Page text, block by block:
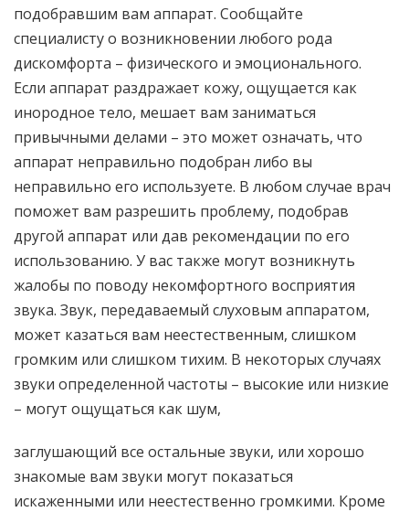
подобравшим вам аппарат. Сообщайте
специалисту о возникновении любого рода
дискомфорта – физического и эмоционального.
Если аппарат раздражает кожу, ощущается как
инородное тело, мешает вам заниматься
привычными делами – это может означать, что
аппарат неправильно подобран либо вы
неправильно его используете. В любом случае врач
поможет вам разрешить проблему, подобрав
другой аппарат или дав рекомендации по его
использованию. У вас также могут возникнуть
жалобы по поводу некомфортного восприятия
звука. Звук, передаваемый слуховым аппаратом,
может казаться вам неестественным, слишком
громким или слишком тихим. В некоторых случаях
звуки определенной частоты – высокие или низкие
– могут ощущаться как шум,
заглушающий все остальные звуки, или хорошо
знакомые вам звуки могут показаться
искаженными или неестественно громкими. Кроме